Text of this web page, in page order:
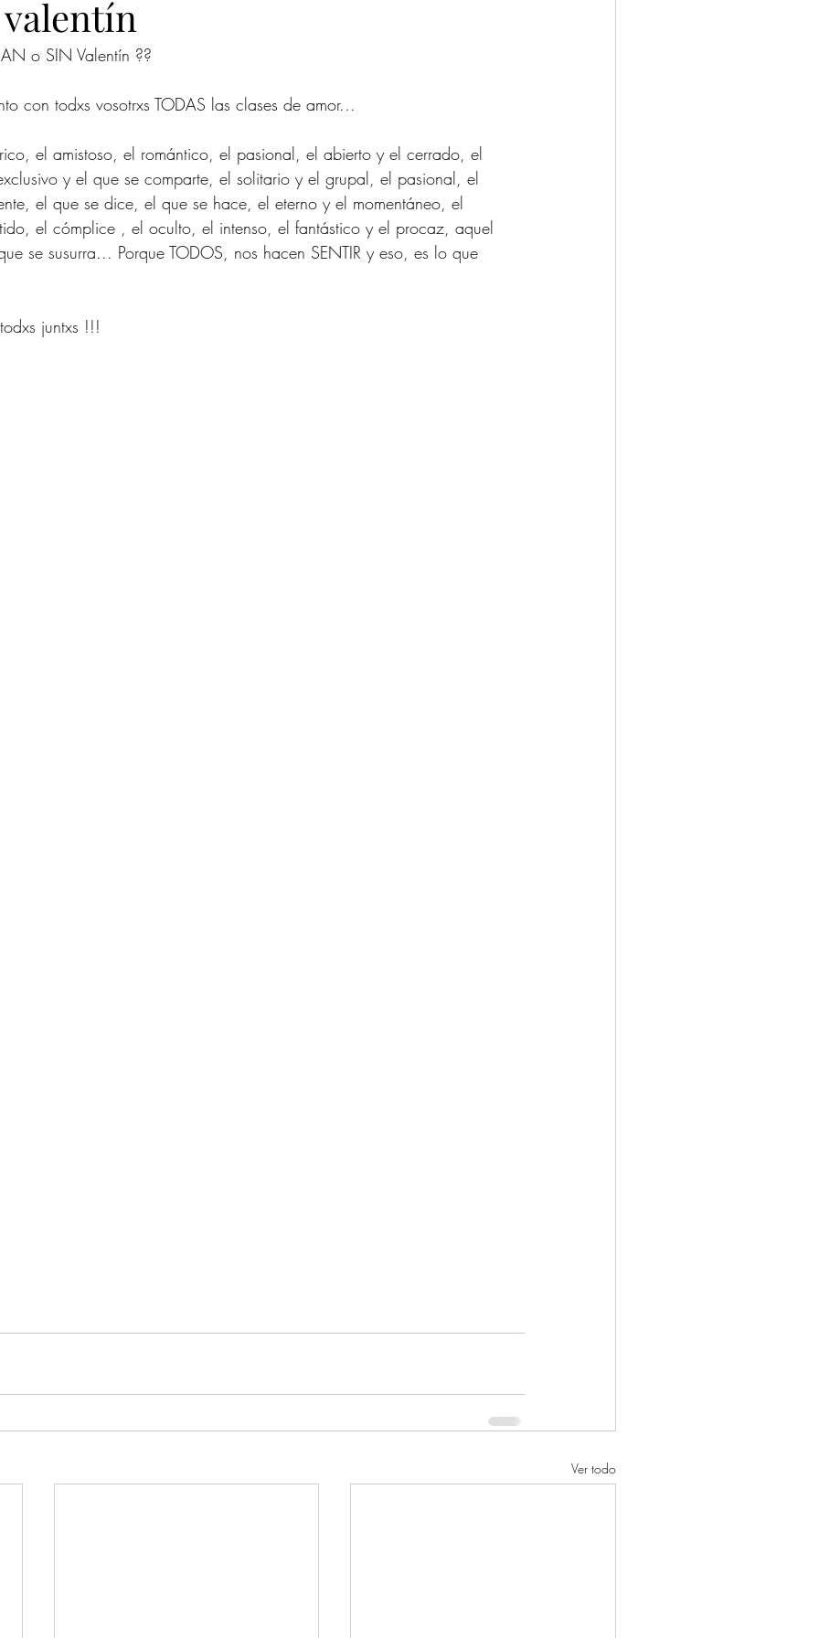
o SIN Valentín ??
con todxs vosotrxs TODAS las clases de amor...
el amistoso, el romántico, el pasional, el abierto y el cerrado, el
y el que se comparte, el solitario y el grupal, el pasional, el
el que se dice, el que se hace, el eterno y el momentáneo, el
el cómplice , el oculto, el intenso, el fantástico y el procaz, aquel
se susurra... Porque TODOS, nos hacen SENTIR y eso, es lo que
juntxs !!!
Ver todo